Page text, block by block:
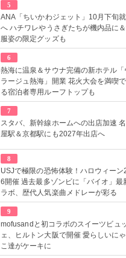
5
ANA「ちいかわジェット」10月下旬
へ ハチワレやうさぎたちが機内品に＆
服姿の限定グッズも
6
熱海に温泉＆サウナ完備の新ホテル「
ラージュ熱海」開業 花火大会を満喫
る宿泊者専用ルーフトップも
7
スタバ、新幹線ホームへの出店加速
屋駅＆京都駅にも2027年出店へ
8
USJで極限の恐怖体験！ハロウィーン
6開催 過去最多ゾンビに「バイオ」最
ラボ、歴代人気楽曲メドレーが彩る
9
mofusandと初コラボのスイーツビュ
ェ、ヒルトン大阪で開催 愛らしいに
こ達がケーキに